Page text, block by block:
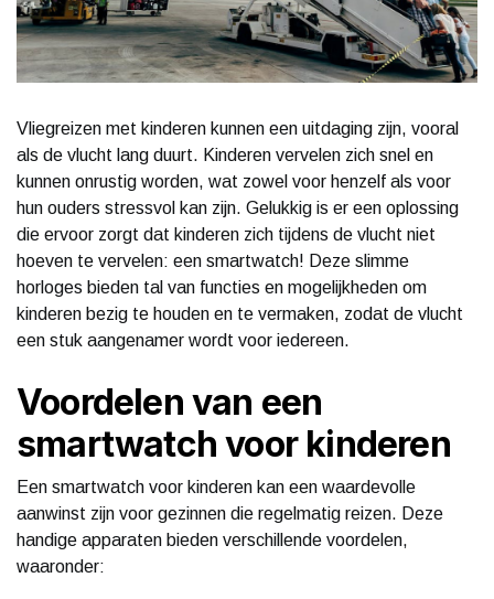
Vliegreizen met kinderen kunnen een uitdaging zijn, vooral
als de vlucht lang duurt. Kinderen vervelen zich snel en
kunnen onrustig worden, wat zowel voor henzelf als voor
hun ouders stressvol kan zijn. Gelukkig is er een oplossing
die ervoor zorgt dat kinderen zich tijdens de vlucht niet
hoeven te vervelen: een smartwatch! Deze slimme
horloges bieden tal van functies en mogelijkheden om
kinderen bezig te houden en te vermaken, zodat de vlucht
een stuk aangenamer wordt voor iedereen.
Voordelen van een
smartwatch voor kinderen
Een smartwatch voor kinderen kan een waardevolle
aanwinst zijn voor gezinnen die regelmatig reizen. Deze
handige apparaten bieden verschillende voordelen,
waaronder: